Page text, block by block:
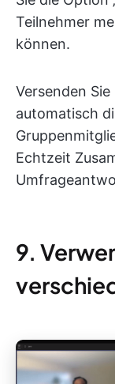
Teilnehmer
können.
Versenden
automatisch
Echtzeit
9.